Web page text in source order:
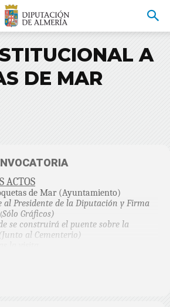
A
DE MAR
ACTOS
de Mar (Ayuntamiento)
al Presidente de la Diputación y Firma
(Sólo Gráficos)
se construirá el puente sobre la
(Junto al Cementerio)